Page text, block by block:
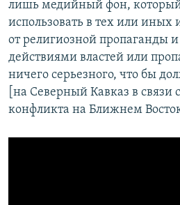
лишь медийный фон,
использовать в тех или иных
от религиозной пропаганды
действиями властей или
ничего серьезного, что бы
[на Северный Кавказ в связи
конфликта на Ближнем